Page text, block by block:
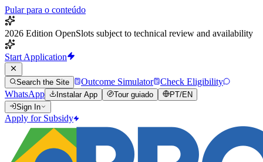
Pular para o conteúdo
2026 Edition OpenSlots subject to technical review and availability
Start Application
Search the Site Outcome Simulator
Check Eligibility
WhatsApp
Instalar App Tour guiado PT/EN
Sign In
Apply for Subsidy